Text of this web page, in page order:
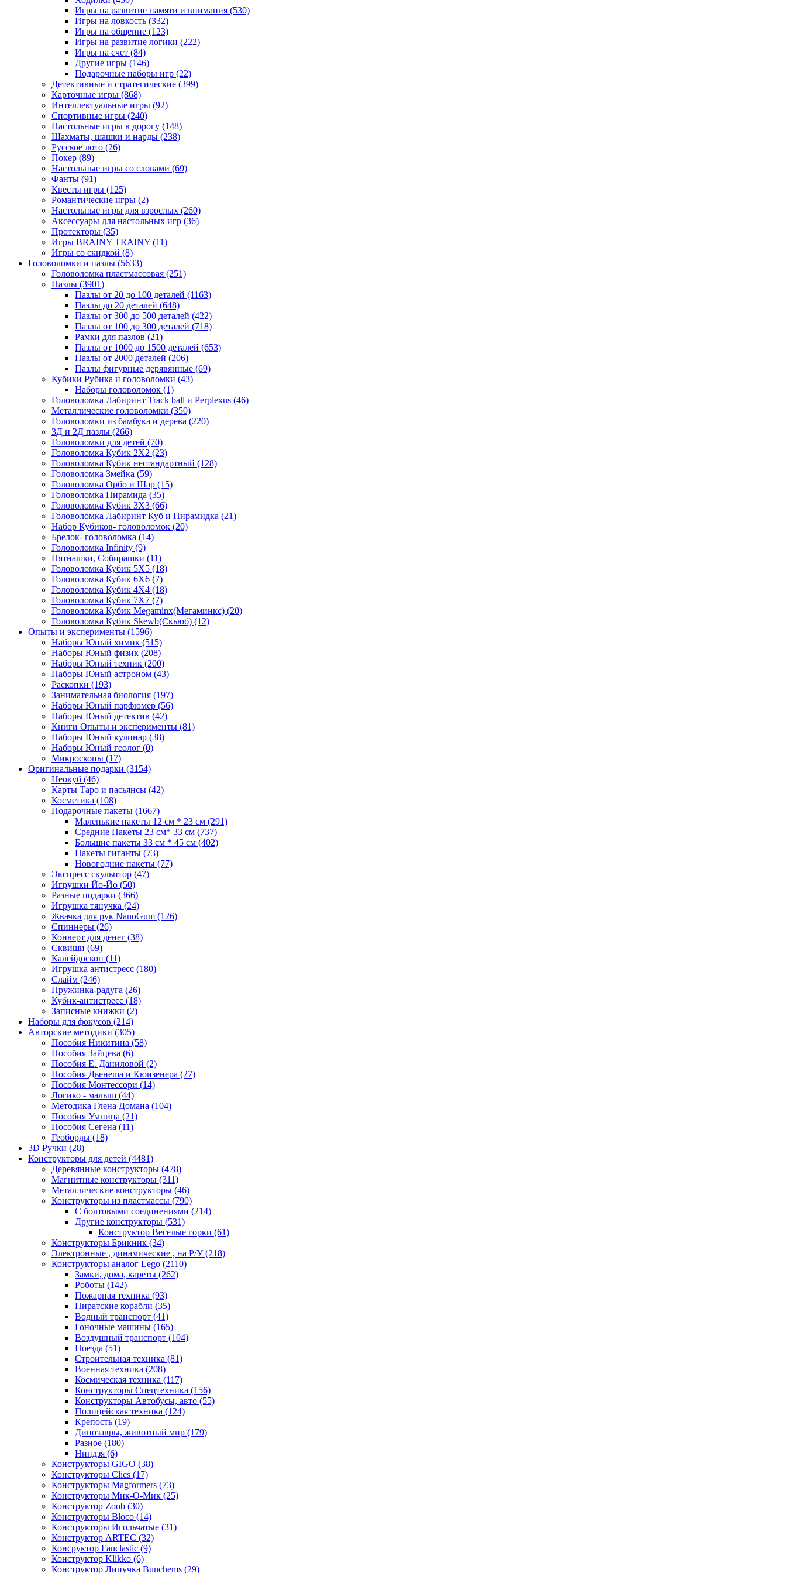
Игры на развитие памяти и внимания (530)
Игры на ловкость (332)
Игры на общение (123)
Игры на развитие логики (222)
Игры на счет (84)
Другие игры (146)
Подарочные наборы игр (22)
Детективные и стратегические (399)
Карточные игры (868)
Интеллектуальные игры (92)
Спортивные игры (240)
Настольные игры в дорогу (148)
Шахматы, шашки и нарды (238)
Русское лото (26)
Покер (89)
Настольные игры со словами (69)
Фанты (91)
Квесты игры (125)
Романтические игры (2)
Настольные игры для взрослых (260)
Аксессуары для настольных игр (36)
Протекторы (35)
Игры BRAINY TRAINY (11)
Игры со скидкой (8)
Головоломки и пазлы (5633)
Головоломка пластмассовая (251)
Пазлы (3901)
Пазлы от 20 до 100 деталей (1163)
Пазлы до 20 деталей (648)
Пазлы от 300 до 500 деталей (422)
Пазлы от 100 до 300 деталей (718)
Рамки для пазлов (21)
Пазлы от 1000 до 1500 деталей (653)
Пазлы от 2000 деталей (206)
Пазлы фигурные дерявянные (69)
Кубики Рубика и головоломки (43)
Наборы головоломок (1)
Головоломка Лабиринт Track ball и Perplexus (46)
Металлические головоломки (350)
Головоломки из бамбука и дерева (220)
3Д и 2Д пазлы (266)
Головоломки для детей (70)
Головоломка Кубик 2Х2 (23)
Головоломка Кубик нестандартный (128)
Головоломка Змейка (59)
Головоломка Орбо и Шар (15)
Головоломка Пирамида (35)
Головоломка Кубик 3Х3 (66)
Головоломка Лабиринт Куб и Пирамидка (21)
Набор Кубиков- головоломок (20)
Брелок- головоломка (14)
Головоломка Infinity (9)
Пятнашки, Собирашки (11)
Головоломка Кубик 5Х5 (18)
Головоломка Кубик 6Х6 (7)
Головоломка Кубик 4Х4 (18)
Головоломка Кубик 7Х7 (7)
Головоломка Кубик Megaminx(Мегаминкс) (20)
Головоломка Кубик Skewb(Скьюб) (12)
Опыты и эксперименты (1596)
Наборы Юный химик (515)
Наборы Юный физик (208)
Наборы Юный техник (200)
Наборы Юный астроном (43)
Раскопки (193)
Занимательная биология (197)
Наборы Юный парфюмер (56)
Наборы Юный детектив (42)
Книги Опыты и эксперименты (81)
Наборы Юный кулинар (38)
Наборы Юный геолог (0)
Микроскопы (17)
Оригинальные подарки (3154)
Неокуб (46)
Карты Таро и пасьянсы (42)
Косметика (108)
Подарочные пакеты (1667)
Маленькие пакеты 12 см * 23 см (291)
Средние Пакеты 23 см* 33 см (737)
Большие пакеты 33 см * 45 см (402)
Пакеты гиганты (73)
Новогодние пакеты (77)
Экспресс скульптор (47)
Игрушки Йо-Йо (50)
Разные подарки (366)
Игрушка тянучка (24)
Жвачка для рук NanoGum (126)
Спиннеры (26)
Конверт для денег (38)
Сквиши (69)
Калейдоскоп (11)
Игрушка антистресс (180)
Слайм (246)
Пружинка-радуга (26)
Кубик-антистресс (18)
Записные книжки (2)
Наборы для фокусов (214)
Авторские методики (305)
Пособия Никитина (58)
Пособия Зайцева (6)
Пособия Е. Даниловой (2)
Пособия Дьенеша и Кюизенера (27)
Пособия Монтессори (14)
Логико - малыш (44)
Методика Глена Домана (104)
Пособия Умница (21)
Пособия Сегена (11)
Геоборды (18)
3D Ручки (28)
Конструкторы для детей (4481)
Деревянные конструкторы (478)
Магнитные конструкторы (311)
Металлические конструкторы (46)
Конструкторы из пластмассы (790)
С болтовыми соединениями (214)
Другие конструкторы (531)
Конструктор Веселые горки (61)
Конструкторы Брикник (34)
Электронные , динамические , на Р/У(218)
Конструкторы аналог Lego (2110)
Замки, дома, кареты (262)
Роботы (142)
Пожарная техника (93)
Пиратские корабли (35)
Водный транспорт (41)
Гоночные машины (165)
Воздушный транспорт (104)
Поезда (51)
Строительная техника (81)
Военная техника (208)
Космическая техника (117)
Конструкторы Спецтехника (156)
Конструкторы Автобусы, авто (55)
Полицейская техника (124)
Крепость (19)
Динозавры, животный мир (179)
Разное (180)
Ниндзя (6)
Конструкторы GIGO (38)
Конструкторы Clics (17)
Конструкторы Magformers (73)
Конструкторы Мик-О-Мик (25)
Конструктор Zoob (30)
Конструкторы Bloco (14)
Конструкторы Игольчатые (31)
Конструктор ARTEC (32)
Консруктор Fanclastic (9)
Конструктор Klikko (6)
Конструктор Липучка Bunchems (29)